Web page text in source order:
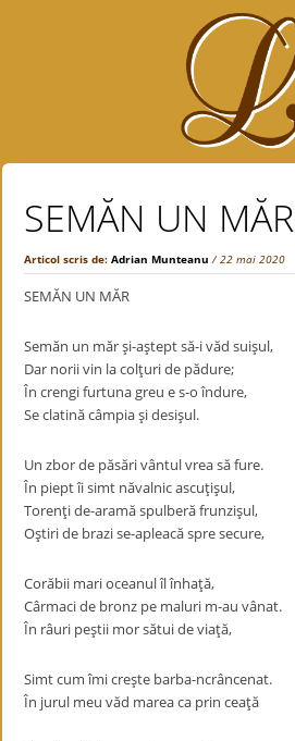
SEMĂN UN MĂR
Articol scris de:Adrian Munteanu / 22 mai 2020
SEMĂN UN MĂR
Semăn un măr şi-aştept să-i văd suişul,
Dar norii vin la colţuri de pădure;
În crengi furtuna greu e s-o îndure,
Se clatină câmpia şi desişul.
Un zbor de păsări vântul vrea să fure.
În piept îi simt năvalnic ascuţişul,
Torenţi de-aramă spulberă frunzişul,
Oştiri de brazi se-apleacă spre secure,
Corăbii mari oceanul îl înhaţă,
Cârmaci de bronz pe maluri m-au vânat.
În râuri peştii mor sătui de viaţă,
Simt cum îmi creşte barba-ncrâncenat.
În jurul meu văd marea ca prin ceaţă